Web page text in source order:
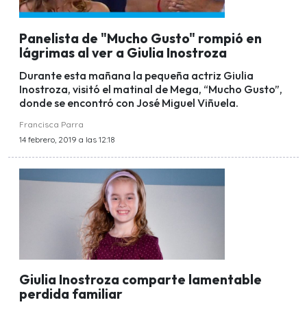
Panelista de "Mucho Gusto" rompió en
lágrimas al ver a Giulia Inostroza
Durante esta mañana la pequeña actriz Giulia
Inostroza, visitó el matinal de Mega, “Mucho Gusto”,
donde se encontró con José Miguel Viñuela.
Francisca Parra
14 febrero, 2019 a las 12:18
Giulia Inostroza comparte lamentable
perdida familiar